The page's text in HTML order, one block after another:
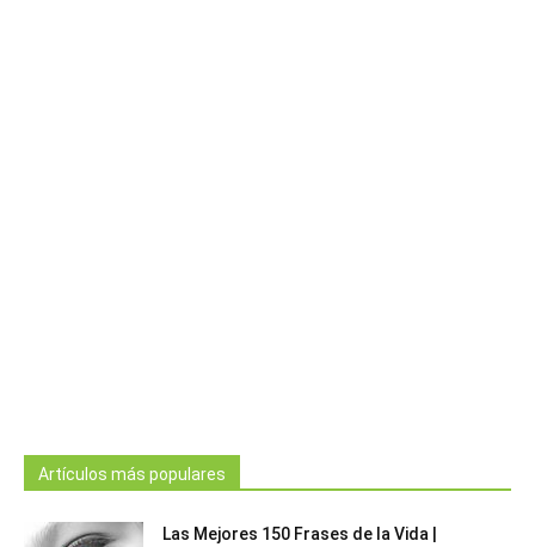
Artículos más populares
Las Mejores 150 Frases de la Vida |